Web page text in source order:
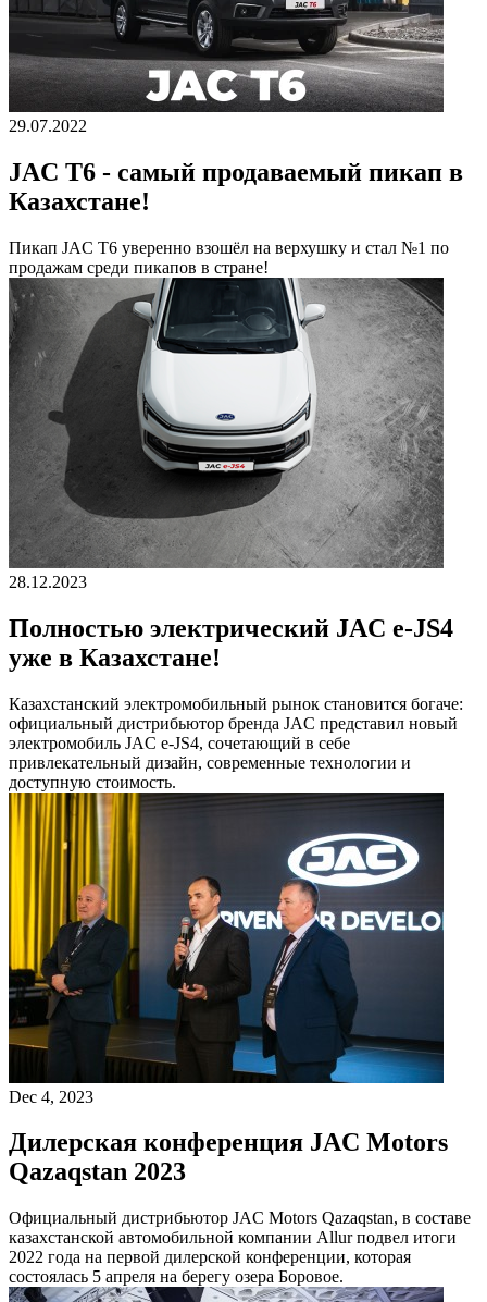
29.07.2022
JAC T6 - самый продаваемый пикап в
Казахстане!
Пикап JAC T6 уверенно взошёл на верхушку и стал №1 по
продажам среди пикапов в стране!
28.12.2023
Полностью электрический JAC e-JS4
уже в Казахстане!
Казахстанский электромобильный рынок становится богаче:
официальный дистрибьютор бренда JAC представил новый
электромобиль JAC e-JS4, сочетающий в себе
привлекательный дизайн, современные технологии и
доступную стоимость.
Dec 4, 2023
Дилерская конференция JAC Motors
Qazaqstan 2023
Официальный дистрибьютор JAC Motors Qazaqstan, в составе
казахстанской автомобильной компании Allur подвел итоги
2022 года на первой дилерской конференции, которая
состоялась 5 апреля на берегу озера Боровое.